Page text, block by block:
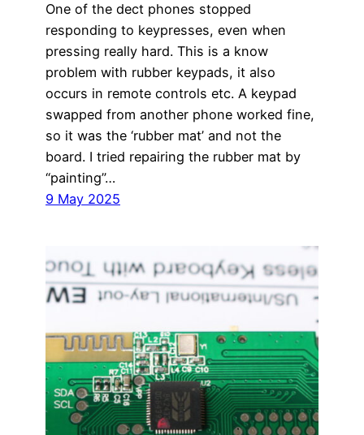
One of the dect phones stopped
responding to keypresses, even when
pressing really hard. This is a know
problem with rubber keypads, it also
occurs in remote controls etc. A keypad
swapped from another phone worked fine,
so it was the ‘rubber mat’ and not the
board. I tried repairing the rubber mat by
“painting”…
9 May 2025